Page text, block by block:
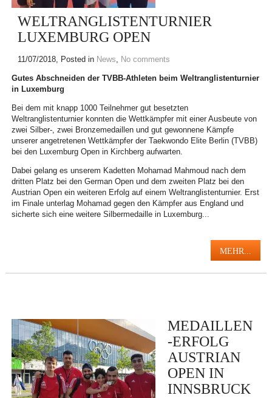
WELTRANGLISTENTURNIER
LUXEMBURG OPEN
11/07/2018, Posted in News, No comments
Gutes Abschneiden der TVBB-Athleten beim Weltranglistenturnier
in Luxemburg
Bei dem mit knapp 1000 Teilnehmer gut besetzten
Weltranglistenturnier konnten die Wettkämpfer mit einer Ausbeute von
zwei Silber-, zwei Bronzemedaillen und gut gewonnene Kämpfe
unserer angetretenen Wettkämpfer der Taekwondo Elite Berlin (TVBB)
bei den Luxemburg Open in Kirchberg aufwarten.
Dabei gelang es unserem Kadetten Mohamad Mahmoud nach dem
dritten Platz bei den German Open und dem zweiten Platz bei den
Austrian Open ein weiteren Erfolg auf einem Weltranglistenturnier. Erst
im Finale unterlag Mohamad gegen den Kämpfer aus England und
sicherte sich eine weitere Silbermedaille in Luxemburg...
MEHR...
MEDAILLEN
-ERFOLG
AUSTRIAN
OPEN IN
INNSBRUCK